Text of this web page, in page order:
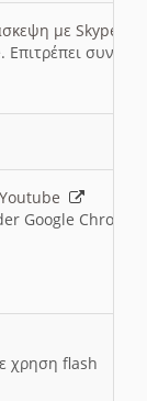
με Skype
Επιτρέπει
Google Chrome
χρηση flash